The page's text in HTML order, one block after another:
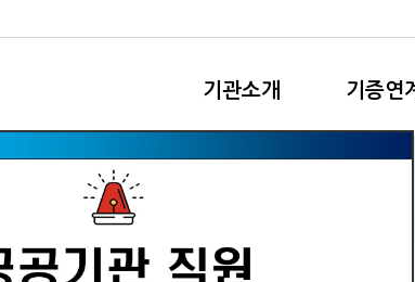
기관소개 기증연계